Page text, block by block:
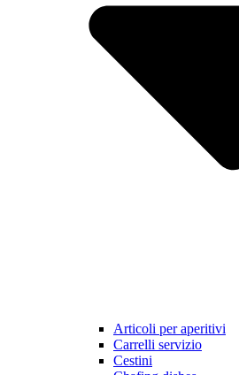
Articoli per aperitivi
Carrelli servizio
Cestini